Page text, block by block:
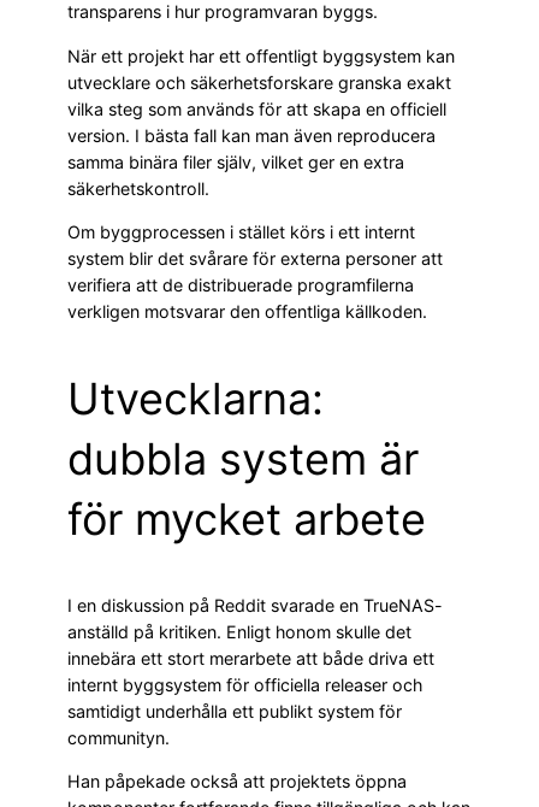
transparens i hur programvaran byggs.
När ett projekt har ett offentligt byggsystem kan
utvecklare och säkerhetsforskare granska exakt
vilka steg som används för att skapa en officiell
version. I bästa fall kan man även reproducera
samma binära filer själv, vilket ger en extra
säkerhetskontroll.
Om byggprocessen i stället körs i ett internt
system blir det svårare för externa personer att
verifiera att de distribuerade programfilerna
verkligen motsvarar den offentliga källkoden.
Utvecklarna:
dubbla system är
för mycket arbete
I en diskussion på Reddit svarade en TrueNAS-
anställd på kritiken. Enligt honom skulle det
innebära ett stort merarbete att både driva ett
internt byggsystem för officiella releaser och
samtidigt underhålla ett publikt system för
communityn.
Han påpekade också att projektets öppna